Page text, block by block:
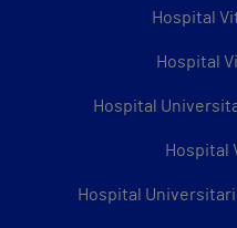
Hospital
Hospital
Hospital
Hospital
Hospital